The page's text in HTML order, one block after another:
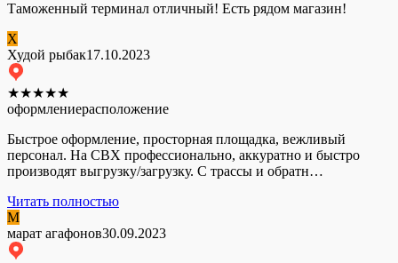
Таможенный терминал отличный! Есть рядом магазин!
Х
Худой рыбак17.10.2023
★★★★★
оформлениерасположение
Быстрое оформление, просторная площадка, вежливый
персонал. На СВХ профессионально, аккуратно и быстро
производят выгрузку/загрузку. С трассы и обратн…
Читать полностью
М
марат агафонов30.09.2023